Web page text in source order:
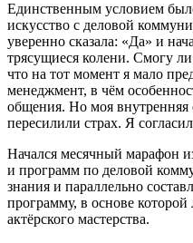
Единственным условием
искусство с деловой
уверенно сказала: «Да» и
трясущиеся колени. Смогу
что на тот момент я мало
менеджмент, в чём
общения. Но моя внутренняя
пересилили страх. Я
Начался месячный марафон
и программ по деловой
знания и параллельно
программу, в основе
актёрского мастерства.